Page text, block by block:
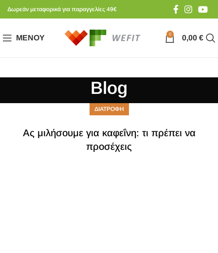
Δωρεάν μεταφορικά για παραγγελίες 49€
ΜΕΝΟΎ 0 0,00 €
Blog
ΔΙΑΤΡΟΦΗ
Ας μιλήσουμε για καφεΐνη: τι πρέπει να
προσέχεις